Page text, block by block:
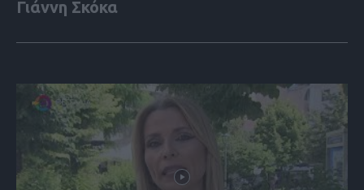
Γιάννη Σκόκα